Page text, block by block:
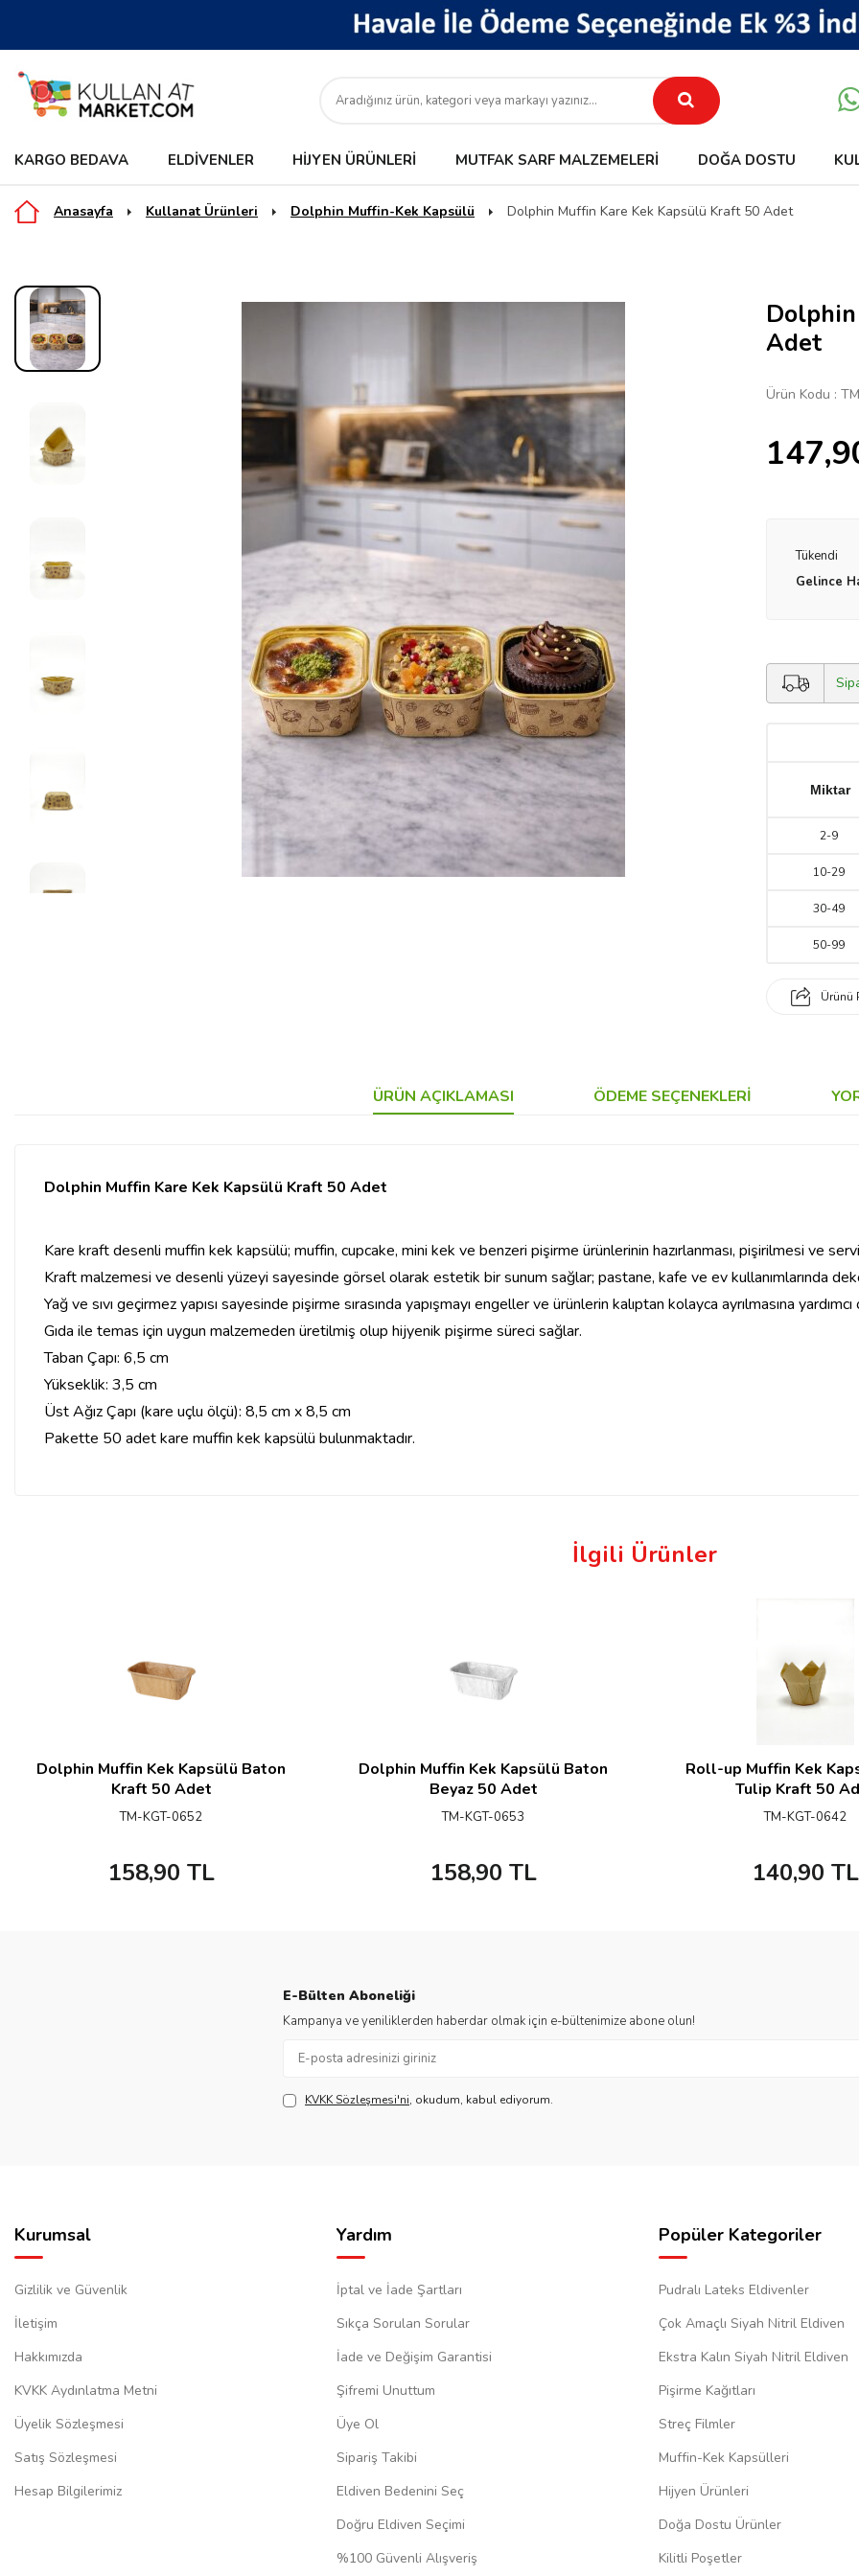
KARGO BEDAVA ELDIVENLER HIJYEN ÜRÜNLERI MUTFAK SARF MALZEMELERI DOĞA DOSTU
Anasayfa Kullanat Ürünleri Dolphin Muffin-Kek Kapsülü Dolphin Muffin Kare Kek Kapsülü Kraft 50 Adet
Adet
Ürün Kodu :
Tükendi
Gelince
Miktar
2-9
10-29
30-49
50-99
Ürünü
ÜRÜN AÇIKLAMASI ÖDEME SEÇENEKLERI
Dolphin Muffin Kare Kek Kapsülü Kraft 50 Adet
Kare kraft desenli muffin kek kapsülü; muffin, cupcake, mini kek ve benzeri pişirme ürünlerinin hazırlanması, pişirilmesi ve
Kraft malzemesi ve desenli yüzeyi sayesinde görsel olarak estetik bir sunum sağlar; pastane, kafe ve ev kullanımlarında
Yağ ve sıvı geçirmez yapısı sayesinde pişirme sırasında yapışmayı engeller ve ürünlerin kalıptan kolayca ayrılmasına yardımcı
Gıda ile temas için uygun malzemeden üretilmiş olup hijyenik pişirme süreci sağlar.
Taban Çapı: 6,5 cm
Yükseklik: 3,5 cm
Üst Ağız Çapı (kare uçlu ölçü): 8,5 cm x 8,5 cm
Pakette 50 adet kare muffin kek kapsülü bulunmaktadır.
İlgili Ürünler
Dolphin Muffin Kek Kapsülü Baton
Kraft 50 Adet
TM-KGT-0652
158,90 TL
Dolphin Muffin Kek Kapsülü Baton
Beyaz 50 Adet
TM-KGT-0653
158,90 TL
Roll-up Muffin Kek
Tulip Kraft 50
TM-KGT-0642
140,90 TL
E-Bülten Aboneliği
Kampanya ve yeniliklerden haberdar olmak için e-bültenimize abone olun!
KVKK Sözleşmesi'ni, okudum, kabul ediyorum.
Kurumsal
Gizlilik ve Güvenlik
İletişim
Hakkımızda
KVKK Aydınlatma Metni
Üyelik Sözleşmesi
Satış Sözleşmesi
Hesap Bilgilerimiz
Yardım
İptal ve İade Şartları
Sıkça Sorulan Sorular
İade ve Değişim Garantisi
Şifremi Unuttum
Üye Ol
Sipariş Takibi
Eldiven Bedenini Seç
Doğru Eldiven Seçimi
%100 Güvenli Alışveriş
Popüler Kategoriler
Pudralı Lateks Eldivenler
Çok Amaçlı Siyah Nitril Eldiven
Ekstra Kalın Siyah Nitril Eldiven
Pişirme Kağıtları
Streç Filmler
Muffin-Kek Kapsülleri
Hijyen Ürünleri
Doğa Dostu Ürünler
Kilitli Poşetler